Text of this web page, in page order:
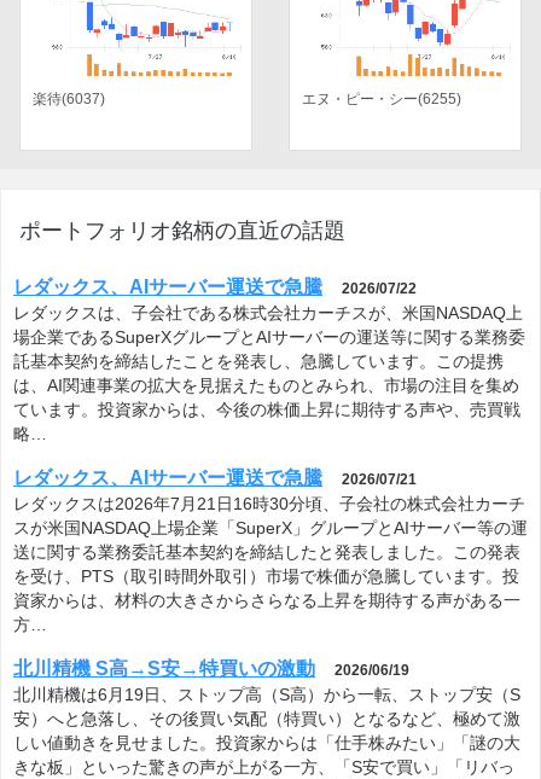
楽待(6037) エヌ・ピー・シー(6255)
ポートフォリオ銘柄の直近の話題
レダックス、AIサーバー運送で急騰 2026/07/22
レダックスは、子会社である株式会社カーチスが、米国NASDAQ上
場企業であるSuperXグループとAIサーバーの運送等に関する業務委
託基本契約を締結したことを発表し、急騰しています。この提携
は、AI関連事業の拡大を見据えたものとみられ、市場の注目を集め
ています。投資家からは、今後の株価上昇に期待する声や、売買戦
略…
レダックス、AIサーバー運送で急騰 2026/07/21
レダックスは2026年7月21日16時30分頃、子会社の株式会社カーチ
スが米国NASDAQ上場企業「SuperX」グループとAIサーバー等の運
送に関する業務委託基本契約を締結したと発表しました。この発表
を受け、PTS（取引時間外取引）市場で株価が急騰しています。投
資家からは、材料の大きさからさらなる上昇を期待する声がある一
方…
北川精機 S高→S安→特買いの激動 2026/06/19
北川精機は6月19日、ストップ高（S高）から一転、ストップ安（S
安）へと急落し、その後買い気配（特買い）となるなど、極めて激
しい値動きを見せました。投資家からは「仕手株みたい」「謎の大
きな板」といった驚きの声が上がる一方、「S安で買い」「リバっ